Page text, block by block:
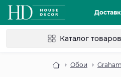
Каталог товаров
Обои